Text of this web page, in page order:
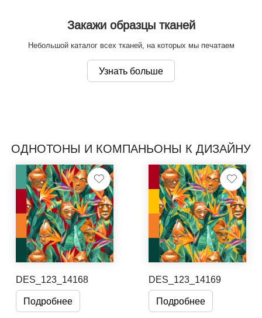
Закажи образцы тканей
Небольшой каталог всех тканей, на которых мы печатаем
Узнать больше
ОДНОТОНЫ И КОМПАНЬОНЫ К ДИЗАЙНУ
DES_123_14168
Подробнее
DES_123_14169
Подробнее